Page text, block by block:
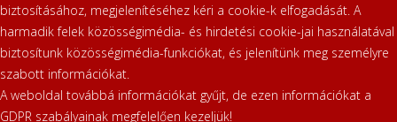
biztosításához, megjelenítéséhez kéri a cookie-k elfogadását. A
harmadik felek közösségimédia- és hirdetési cookie-jai használatával
biztosítunk közösségimédia-funkciókat, és jelenítünk meg személyre
szabott információkat.
A weboldal továbbá információkat gyűjt, de ezen információkat a
GDPR szabályainak megfelelően kezeljük!